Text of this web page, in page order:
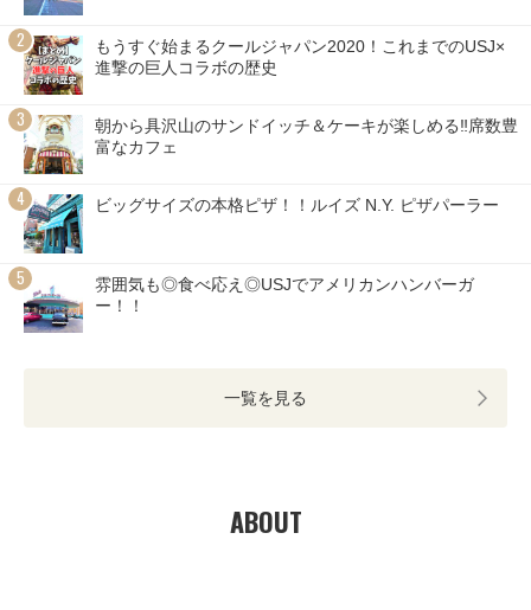
もうすぐ始まるクールジャパン2020！これまでのUSJ×
進撃の巨人コラボの歴史
朝から具沢山のサンドイッチ＆ケーキが楽しめる‼席数豊
富なカフェ
ビッグサイズの本格ピザ！！ルイズ N.Y. ピザパーラー
雰囲気も◎食べ応え◎USJでアメリカンハンバーガ
ー！！
一覧を見る
ABOUT